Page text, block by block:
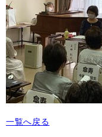
一覧へ戻る